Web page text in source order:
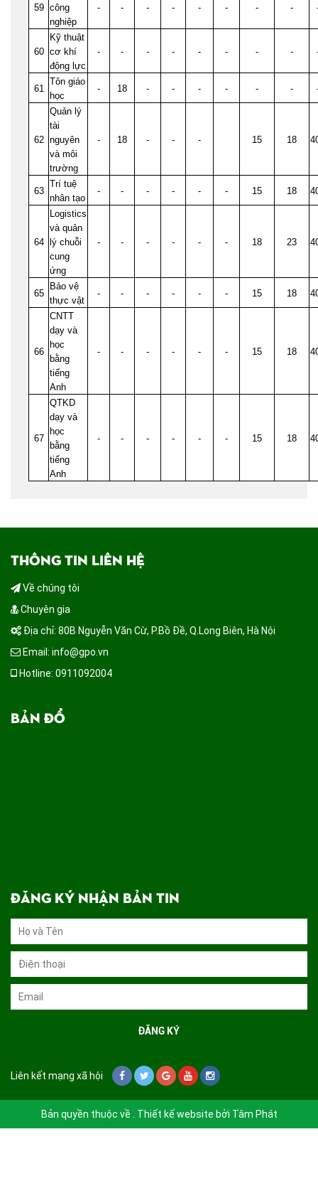
59 công
nghiệp
- - - - - - - -
60
Kỹ thuật
cơ khí
động lực
- - - - - - - -
61
Tôn giáo
học
- 18 - - - - - -
62
Quản lý
tài
nguyên
và môi
trường
- 18 - - - 15 18
63
Trí tuệ
nhân tạo
- - - - - - 15 18
64
Logistics
và quản
lý chuỗi
cung
ứng
- - - - - - 18 23
65
Bảo vệ
thực vật
- - - - - - 15 18
66
CNTT
dạy và
học
bằng
tiếng
Anh
- - - - - - 15 18
67
QTKD
dạy và
học
bằng
tiếng
Anh
- - - - - - 15 18
THÔNG TIN LIÊN HỆ
Về chúng tôi
Chuyên gia
Địa chỉ: 80B Nguyễn Văn Cừ, P.Bồ Đề, Q.Long Biên, Hà Nội
Email: info@gpo.vn
Hotline: 0911092004
BẢN ĐỒ
ĐĂNG KÝ NHẬN BẢN TIN
Liên kết mạng xã hội
Bản quyền thuộc về . Thiết kế website bởi Tâm Phát